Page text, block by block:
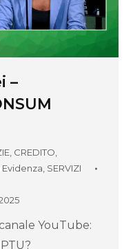
–
CREDITO,
Evidenza SERVIZI
YouTube: